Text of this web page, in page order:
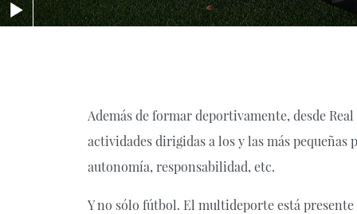
Además de formar deportivamente, desde
actividades dirigidas a los y las más
autonomía, responsabilidad, etc.
Y no sólo fútbol. El multideporte está